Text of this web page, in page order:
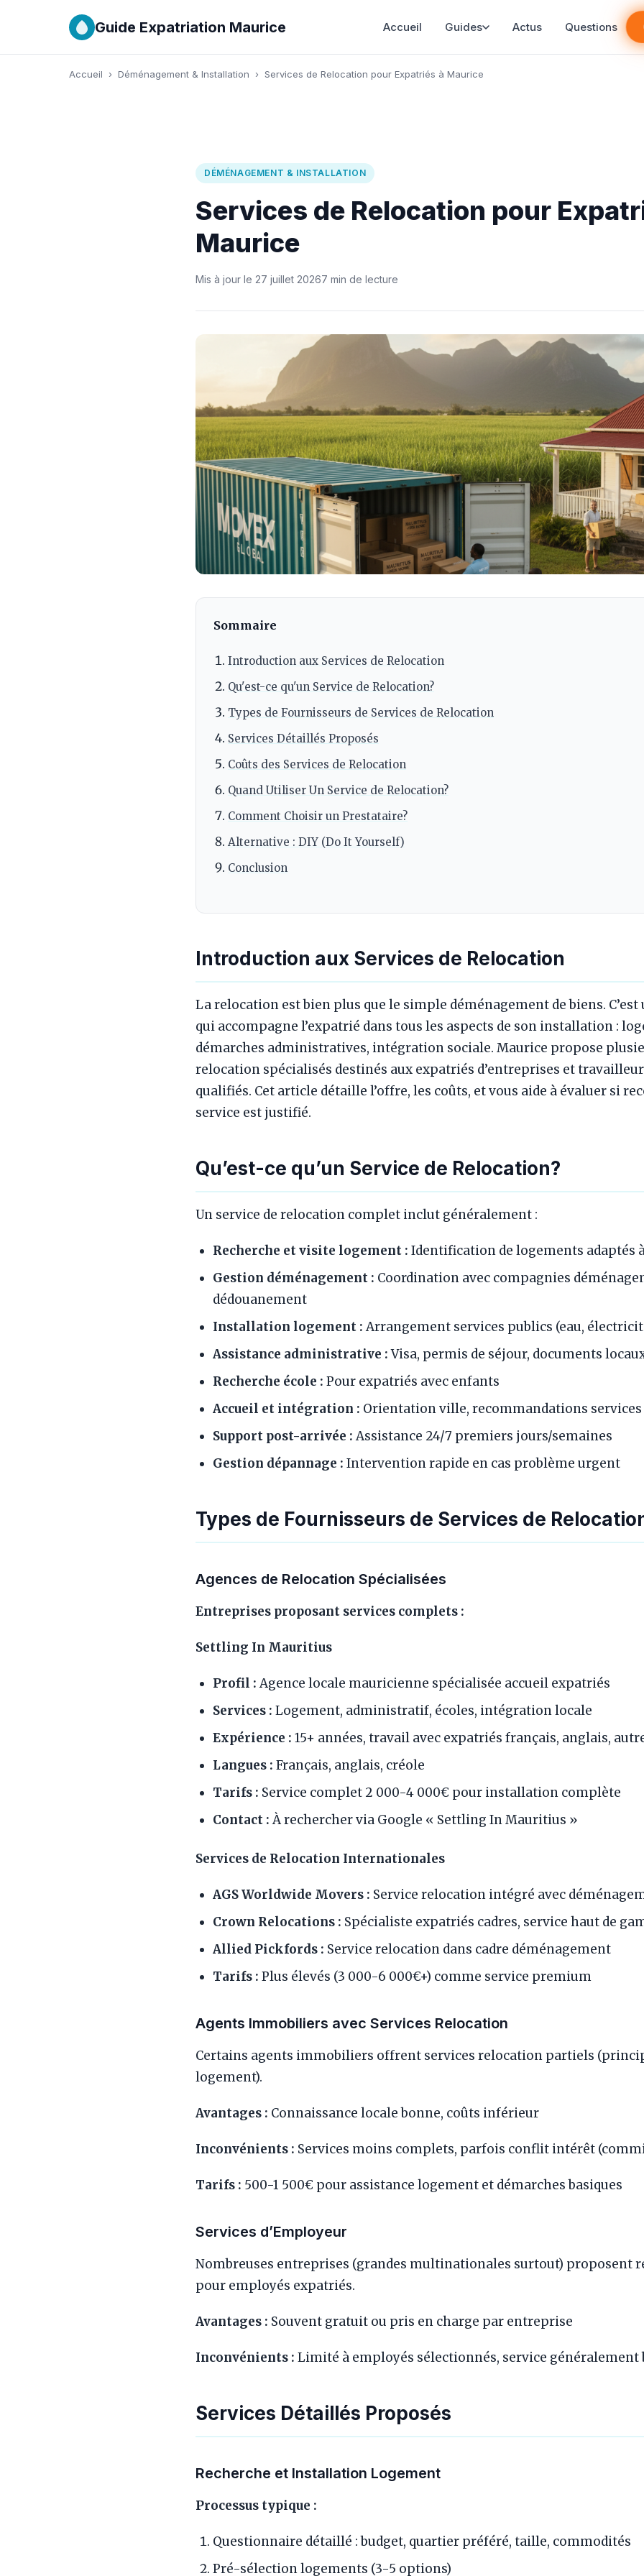
Guide Expatriation Maurice Accueil Guides Actus Questions
Accueil › Déménagement & Installation › Services de Relocation pour Expatriés à Maurice
DÉMÉNAGEMENT & INSTALLATION
Services de Relocation pour
Maurice
Mis à jour le 27 juillet 20267 min de lecture
Sommaire
Introduction aux Services de Relocation
Qu'est-ce qu'un Service de Relocation?
Types de Fournisseurs de Services de Relocation
Services Détaillés Proposés
Coûts des Services de Relocation
Quand Utiliser Un Service de Relocation?
Comment Choisir un Prestataire?
Alternative : DIY (Do It Yourself)
Conclusion
Introduction aux Services de Relocation
La relocation est bien plus que le simple déménagement de biens.
qui accompagne l’expatrié dans tous les aspects de son installation :
démarches administratives, intégration sociale. Maurice propose
relocation spécialisés destinés aux expatriés d’entreprises et
qualifiés. Cet article détaille l’offre, les coûts, et vous aide à évaluer si
service est justifié.
Qu’est-ce qu’un Service de Relocation?
Un service de relocation complet inclut généralement :
Recherche et visite logement : Identification de logements adaptés
Gestion déménagement : Coordination avec compagnies
dédouanement
Installation logement :Arrangement services publics (eau,
Assistance administrative :Visa, permis de séjour, documents
Recherche école : Pour expatriés avec enfants
Accueil et intégration : Orientation ville, recommandations services
Support post-arrivée :Assistance 24/7 premiers jours/semaines
Gestion dépannage : Intervention rapide en cas problème urgent
Types de Fournisseurs de Services de
Agences de Relocation Spécialisées
Entreprises proposant services complets :
Settling In Mauritius
Profil :Agence locale mauricienne spécialisée accueil expatriés
Services : Logement, administratif, écoles, intégration locale
Expérience : 15+ années, travail avec expatriés français, anglais,
Langues : Français, anglais, créole
Tarifs : Service complet 2 000-4 000€ pour installation complète
Contact :À rechercher via Google « Settling In Mauritius »
Services de Relocation Internationales
AGS Worldwide Movers : Service relocation intégré avec
Crown Relocations : Spécialiste expatriés cadres, service haut de
Allied Pickfords : Service relocation dans cadre déménagement
Tarifs : Plus élevés (3 000-6 000€+) comme service premium
Agents Immobiliers avec Services Relocation
Certains agents immobiliers offrent services relocation partiels
logement).
Avantages : Connaissance locale bonne, coûts inférieur
Inconvénients : Services moins complets, parfois conflit intérêt
Tarifs : 500-1 500€ pour assistance logement et démarches basiques
Services d’Employeur
Nombreuses entreprises (grandes multinationales surtout) proposent
pour employés expatriés.
Avantages : Souvent gratuit ou pris en charge par entreprise
Inconvénients : Limité à employés sélectionnés, service généralement
Services Détaillés Proposés
Recherche et Installation Logement
Processus typique :
Questionnaire détaillé : budget, quartier préféré, taille, commodités
Pré-sélection logements (3-5 options)